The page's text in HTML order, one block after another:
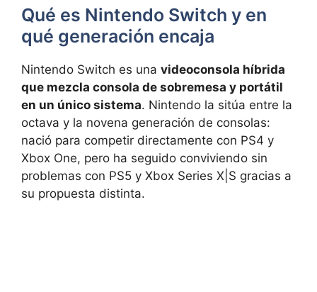
Qué es Nintendo Switch y en
qué generación encaja
Nintendo Switch es una videoconsola híbrida
que mezcla consola de sobremesa y portátil
en un único sistema. Nintendo la sitúa entre la
octava y la novena generación de consolas:
nació para competir directamente con PS4 y
Xbox One, pero ha seguido conviviendo sin
problemas con PS5 y Xbox Series X|S gracias a
su propuesta distinta.